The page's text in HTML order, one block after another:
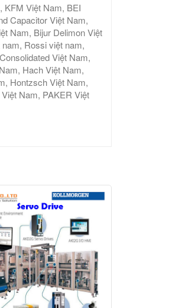
KFM Việt Nam, BEI
Capacitor Việt Nam,
Nam, Bijur Delimon Việt
Rossi việt nam,
Việt Nam,
Hach Việt Nam,
Hontzsch Việt Nam,
Nam, PAKER Việt